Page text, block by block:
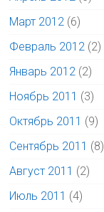
Март 2012 (6)
Февраль 2012 (2)
Январь 2012 (2)
Ноябрь 2011 (3)
Октябрь 2011 (9)
Сентябрь 2011 (8)
Август 2011 (2)
Июль 2011 (4)